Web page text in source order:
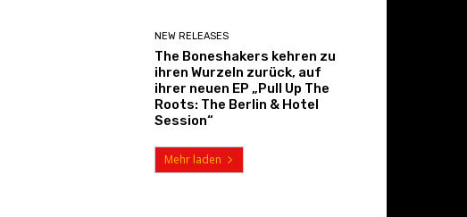
NEW RELEASES
The Boneshakers kehren zu
ihren Wurzeln zurück, auf
ihrer neuen EP „Pull Up The
Roots: The Berlin & Hotel
Session“
Mehr laden